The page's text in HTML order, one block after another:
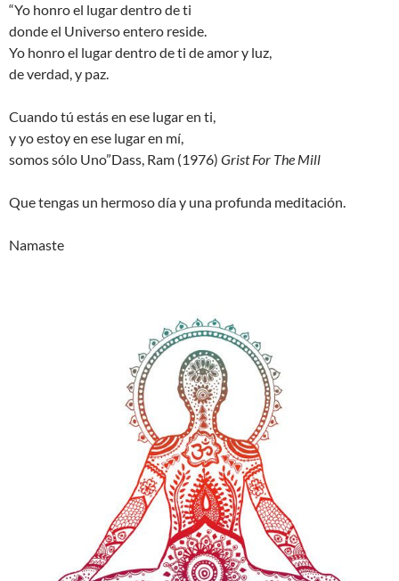
“Yo honro el lugar dentro de ti
donde el Universo entero reside.
Yo honro el lugar dentro de ti de amor y luz,
de verdad, y paz.
Cuando tú estás en ese lugar en ti,
y yo estoy en ese lugar en mí,
somos sólo Uno”Dass, Ram (1976) Grist For The Mill
Que tengas un hermoso día y una profunda meditación.
Namaste